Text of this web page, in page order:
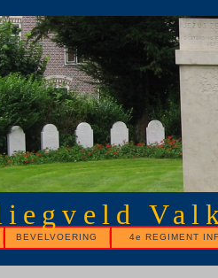
BEVELVOERING 4e REGIMENT